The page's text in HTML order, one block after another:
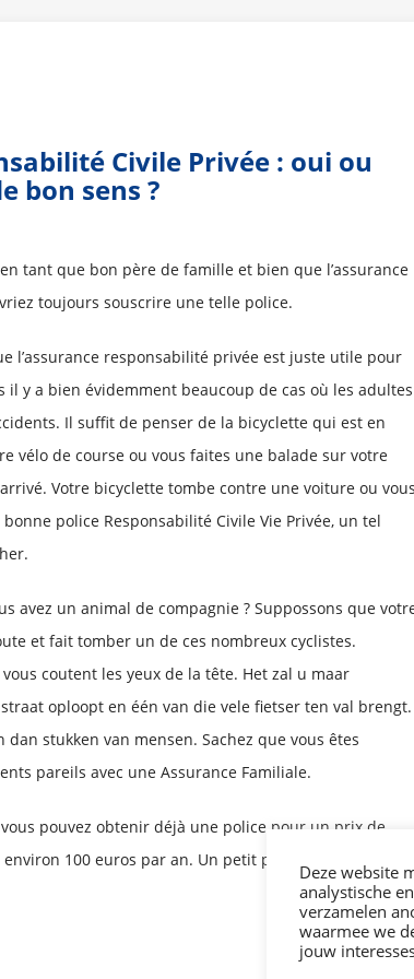
Civile Privée : oui ou
bon sens ?
tant que bon père de famille et bien que l’assurance
toujours souscrire une telle police.
l’assurance responsabilité privée est juste utile pour
il y a bien évidemment beaucoup de cas où les adultes
Il suffit de penser de la bicyclette qui est en
vélo de course ou vous faites une balade sur votre
Votre bicyclette tombe contre une voiture ou vous
police Responsabilité Civile Vie Privée, un tel
avez un animal de compagnie ? Suppossons que
et fait tomber un de ces nombreux cyclistes.
coutent les yeux de la tête. Het zal u maar
oploopt en één van die vele fietser ten val brengt.
stukken van mensen. Sachez que vous êtes
pareils avec une Assurance Familiale.
pouvez obtenir déjà une police pour un prix de
100 euros par an. Un petit prix pour une grande
Deze website
analystische
verzamelen
waarmee we
jouw